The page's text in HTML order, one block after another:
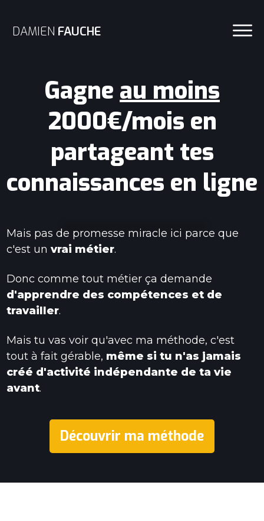
DAMIEN FAUCHE
Gagne au moins
2000€/mois en
partageant tes
connaissances en ligne
Mais pas de promesse miracle ici parce que
c'est un vrai métier.
Donc comme tout métier ça demande
d'apprendre des compétences et de
travailler.
Mais tu vas voir qu'avec ma méthode, c'est
tout à fait gérable, même si tu n'as jamais
créé d'activité indépendante de ta vie
avant.
Découvrir ma méthode